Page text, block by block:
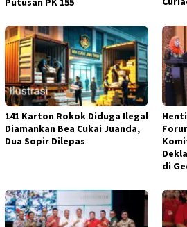
141 Karton Rokok Diduga Ilegal
Diamankan Bea Cukai Juanda,
Dua Sopir Dilepas
di